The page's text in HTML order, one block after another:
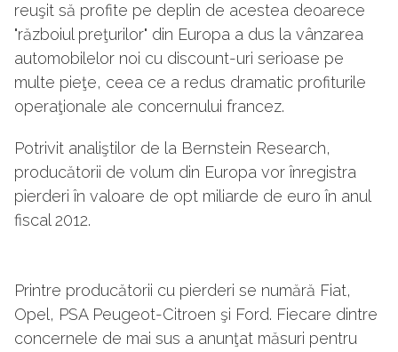
reuşit să profite pe deplin de acestea deoarece
"războiul preţurilor" din Europa a dus la vânzarea
automobilelor noi cu discount-uri serioase pe
multe pieţe, ceea ce a redus dramatic profiturile
operaţionale ale concernului francez.
Potrivit analiştilor de la Bernstein Research,
producătorii de volum din Europa vor înregistra
pierderi în valoare de opt miliarde de euro în anul
fiscal 2012.
Printre producătorii cu pierderi se numără Fiat,
Opel, PSA Peugeot-Citroen şi Ford. Fiecare dintre
concernele de mai sus a anunţat măsuri pentru